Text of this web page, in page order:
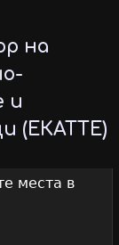
на
и
(ЕКАТТЕ)
места в